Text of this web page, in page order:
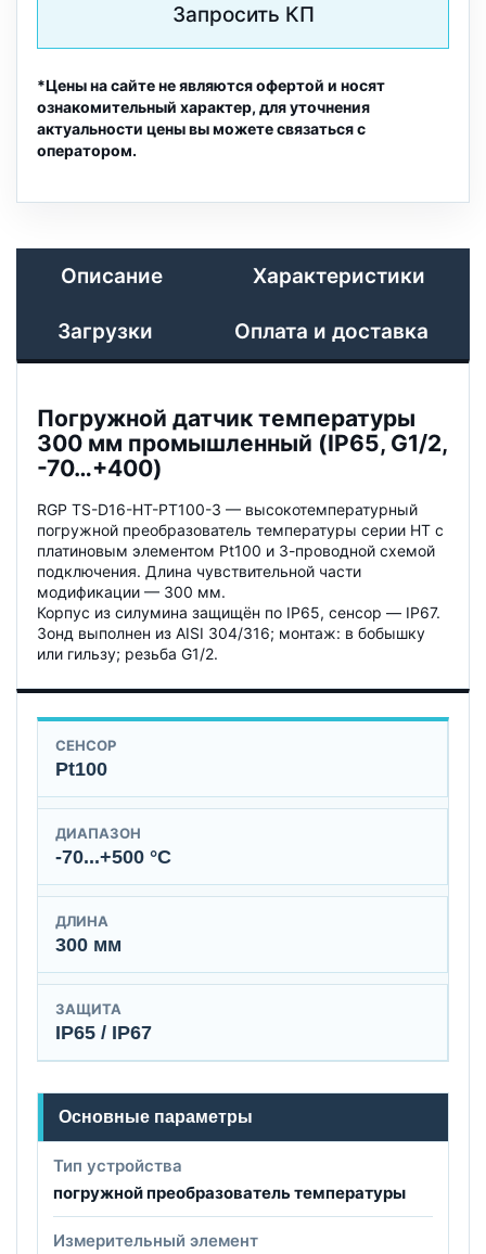
Запросить КП
*Цены на сайте не являются офертой и носят
ознакомительный характер, для уточнения
актуальности цены вы можете связаться с
оператором.
Описание Характеристики
Загрузки Оплата и доставка
Погружной датчик температуры
300 мм промышленный (IP65, G1/2,
-70…+400)
RGP TS-D16-HT-PT100-3 — высокотемпературный
погружной преобразователь температуры серии HT с
платиновым элементом Pt100 и 3-проводной схемой
подключения. Длина чувствительной части
модификации — 300 мм.
Корпус из силумина защищён по IP65, сенсор — IP67.
Зонд выполнен из AISI 304/316; монтаж: в бобышку
или гильзу; резьба G1/2.
СЕНСОР
Pt100
ДИАПАЗОН
-70...+500 °C
ДЛИНА
300 мм
ЗАЩИТА
IP65 / IP67
Основные параметры
Тип устройства
погружной преобразователь температуры
Измерительный элемент